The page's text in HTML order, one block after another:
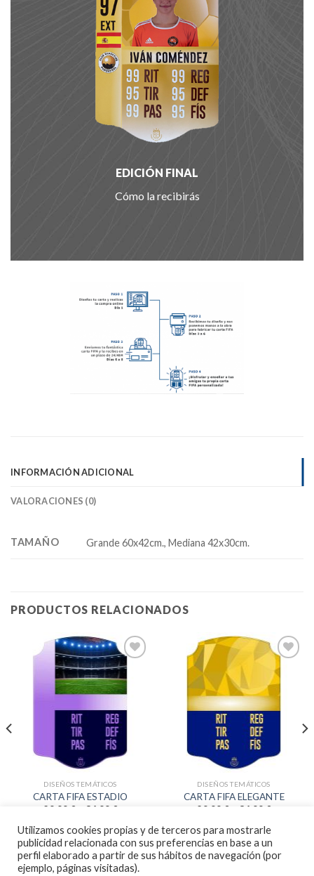
EDICIÓN FINAL
Cómo la recibirás
INFORMACIÓN ADICIONAL
VALORACIONES (0)
TAMAÑO Grande 60x42cm., Mediana 42x30cm.
PRODUCTOS RELACIONADOS
Añadir
a la
lista de
deseos
DISEÑOS TEMÁTICOS
CARTA FIFA ESTADIO
29.99 €– 36.99 €
PERSONALIZAR
Añadir
a la
lista de
deseos
DISEÑOS TEMÁTICOS
CARTA FIFA ELEGANTE
29.99 €– 36.99 €
PERSONALIZAR
Utilizamos cookies propias y de terceros para mostrarle
publicidad relacionada con sus preferencias en base a un
perfil elaborado a partir de sus hábitos de navegación (por
ejemplo, páginas visitadas).